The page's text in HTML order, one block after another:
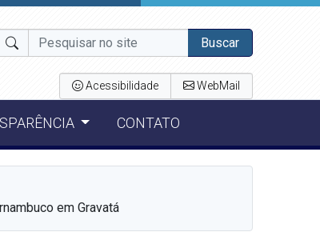
Buscar
Acessibilidade WebMail
CONTATO
em Gravatá